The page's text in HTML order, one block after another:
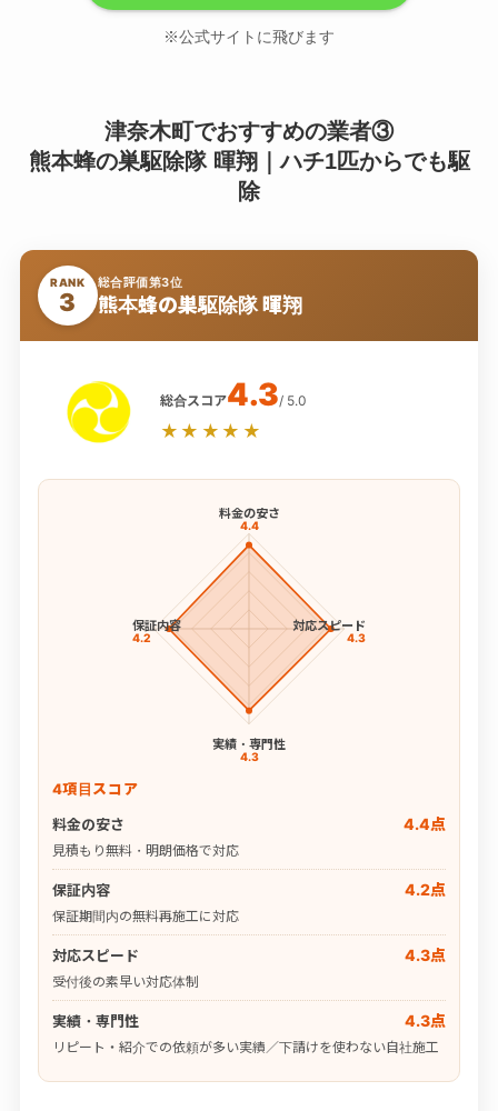
※公式サイトに飛びます
津奈木町でおすすめの業者③
熊本蜂の巣駆除隊 暉翔｜ハチ1匹からでも駆
除
RANK
3
総合評価第3位
熊本蜂の巣駆除隊 暉翔
総合スコア4.3/ 5.0
★★★★★
料金の安さ
4.4
対応スピード
4.3
実績・専門性
4.3
保証内容
4.2
4項目スコア
料金の安さ
4.4点
見積もり無料・明朗価格で対応
保証内容 4.2点
保証期間内の無料再施工に対応
対応スピード 4.3点
受付後の素早い対応体制
実績・専門性 4.3点
リピート・紹介での依頼が多い実績／下請けを使わない自社施工